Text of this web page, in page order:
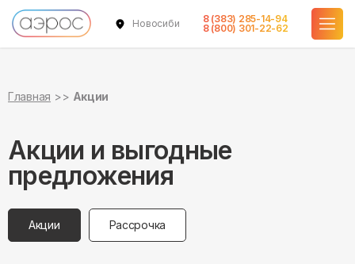
Новосибирск
8 (383) 285-14-94
8 (800) 301-22-62
Главная Акции
Акции и выгодные
предложения
Акции Рассрочка